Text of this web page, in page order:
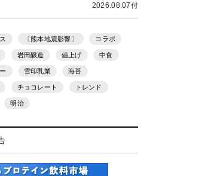
2026.08.07付
〔熊本地震影響〕 コラボ
岩田醸造 値上げ 中食
雪印乳業 海苔
チョコレート トレンド
明治